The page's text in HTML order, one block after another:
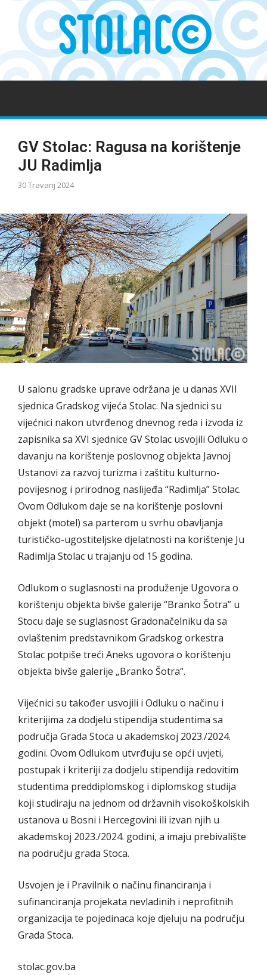
GV Stolac: Ragusa na korištenje
JU Radimlja
30 Travanj 2024
U salonu gradske uprave održana je u danas XVII
sjednica Gradskog vijeća Stolac. Na sjednici su
vijećnici nakon utvrđenog dnevnog reda i izvoda iz
zapisnika sa XVI sjednice GV Stolac usvojili Odluku o
davanju na korištenje poslovnog objekta Javnoj
Ustanovi za razvoj turizma i zaštitu kulturno-
povijesnog i prirodnog naslijeđa “Radimlja” Stolac.
Ovom Odlukom daje se na korištenje poslovni
objekt (motel) sa parterom u svrhu obavljanja
turističko-ugostiteljske djelatnosti na korištenje Ju
Radimlja Stolac u trajanju od 15 godina.
Odlukom o suglasnosti na produženje Ugovora o
korištenju objekta bivše galerije “Branko Šotra” u
Stocu daje se suglasnost Gradonačelniku da sa
ovlaštenim predstavnikom Gradskog orkestra
Stolac potpiše treći Aneks ugovora o korištenju
objekta bivše galerije „Branko Šotra“.
Vijećnici su također usvojili i Odluku o načinu i
kriterijima za dodjelu stipendija studentima sa
područja Grada Stoca u akademskoj 2023./2024.
godini. Ovom Odlukom utvrđuju se opći uvjeti,
postupak i kriteriji za dodjelu stipendija redovitim
studentima preddiplomskog i diplomskog studija
koji studiraju na jednom od državnih visokoškolskih
ustanova u Bosni i Hercegovini ili izvan njih u
akademskoj 2023./2024. godini, a imaju prebivalište
na području grada Stoca.
Usvojen je i Pravilnik o načinu financiranja i
sufinanciranja projekata nevladinih i neprofitnih
organizacija te pojedinaca koje djeluju na području
Grada Stoca.
stolac.gov.ba